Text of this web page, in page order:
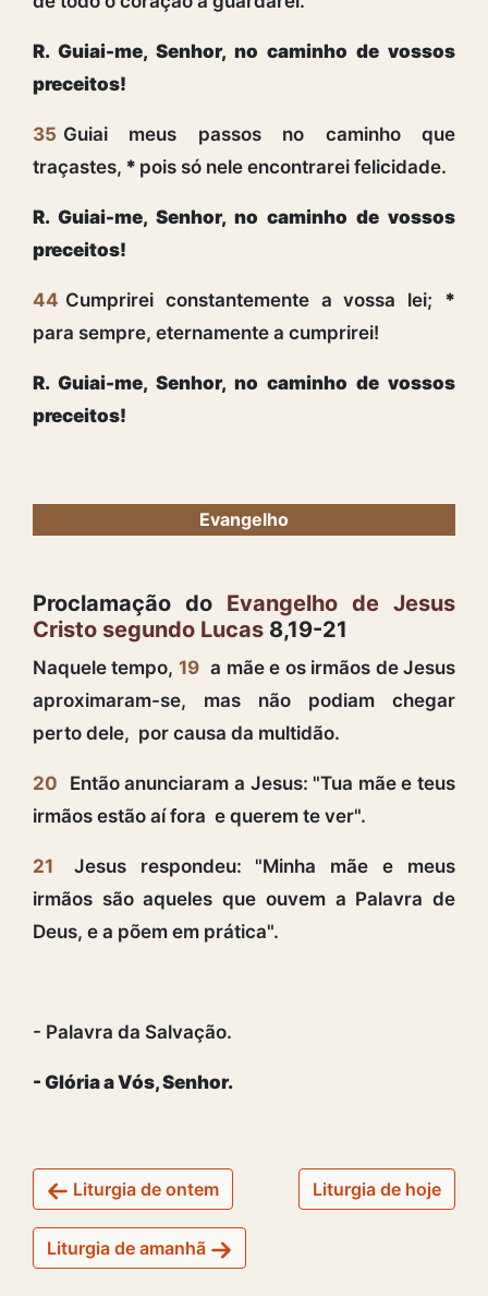
R. Guiai-me, Senhor, no caminho de vossos
preceitos!
35 Guiai meus passos no caminho que
traçastes, * pois só nele encontrarei felicidade.
R. Guiai-me, Senhor, no caminho de vossos
preceitos!
44 Cumprirei constantemente a vossa lei; *
para sempre, eternamente a cumprirei!
R. Guiai-me, Senhor, no caminho de vossos
preceitos!
Evangelho
Proclamação do Evangelho de Jesus
Cristo segundo Lucas 8,19-21
Naquele tempo, 19 a mãe e os irmãos de Jesus
aproximaram-se, mas não podiam chegar
perto dele, por causa da multidão.
20
Então anunciaram a Jesus: "Tua mãe e teus
irmãos estão aí fora e querem te ver".
21
Jesus respondeu: "Minha mãe e meus
irmãos são aqueles que ouvem a Palavra de
Deus, e a põem em prática".
- Palavra da Salvação.
- Glória a Vós, Senhor.
Liturgia de ontem Liturgia de hoje
Liturgia de amanhã